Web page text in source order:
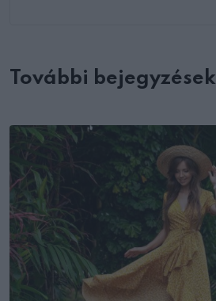
További bejegyzések